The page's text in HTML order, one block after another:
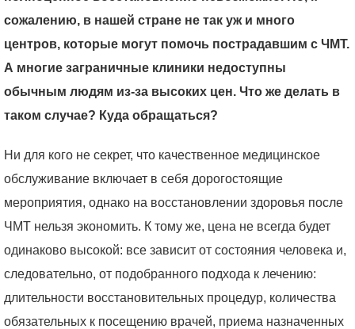
сожалению, в нашей стране не так уж и много
центров, которые могут помочь пострадавшим с ЧМТ.
А многие заграничные клиники недоступны
обычным людям из-за высоких цен. Что же делать в
таком случае? Куда обращаться?
Ни для кого не секрет, что качественное медицинское
обслуживание включает в себя дорогостоящие
мероприятия, однако на восстановлении здоровья после
ЧМТ нельзя экономить. К тому же, цена не всегда будет
одинаково высокой: все зависит от состояния человека и,
следовательно, от подобранного подхода к лечению:
длительности восстановительных процедур, количества
обязательных к посещению врачей, приема назначенных